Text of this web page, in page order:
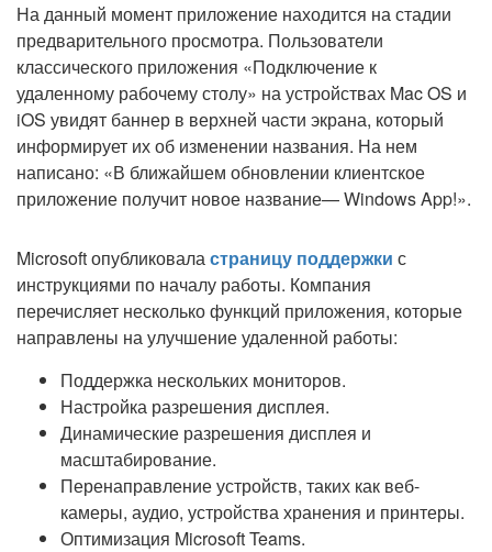
На данный момент приложение находится на стадии
предварительного просмотра. Пользователи
классического приложения «Подключение к
удаленному рабочему столу» на устройствах Mac OS и
iOS увидят баннер в верхней части экрана, который
информирует их об изменении названия. На нем
написано: «В ближайшем обновлении клиентское
приложение получит новое название— Windows App!».
Microsoft опубликоваластраницу поддержки с
инструкциями по началу работы. Компания
перечисляет несколько функций приложения, которые
направлены на улучшение удаленной работы:
Поддержка нескольких мониторов.
Настройка разрешения дисплея.
Динамические разрешения дисплея и
масштабирование.
Перенаправление устройств, таких как веб-
камеры, аудио, устройства хранения и принтеры.
Оптимизация Microsoft Teams.